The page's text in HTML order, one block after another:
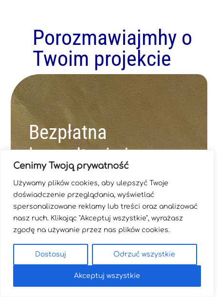
Cenimy Twoją prywatność
Używamy plików cookies, aby ulepszyć Twoje
doświadczenie przeglądania, wyświetlać
spersonalizowane reklamy lub treści oraz analizować
nasz ruch. Klikając "Akceptuj wszystkie", wyrażasz
zgodę na używanie przez nas plików cookies.
Dostosuj Odrzuć wszystkie
Akceptuj wszystkie
Porozmawiajmhy o
Twoim projekcie
Bezpłatna
konsultacja i
wycena.
Pokażemy Ci, jak piana PUR może
rozwiązać problemy izolacyjne w
Twojej inwestycji.
Imię*